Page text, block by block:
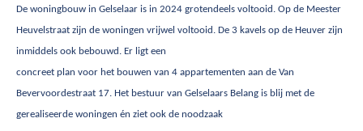
De woningbouw in Gelselaar is in 2024 grotendeels voltooid. Op de Meester
Heuvelstraat zijn de woningen vrijwel voltooid. De 3 kavels op de Heuver zijn
inmiddels ook bebouwd. Er ligt een
concreet plan voor het bouwen van 4 appartementen aan de Van
Bevervoordestraat 17. Het bestuur van Gelselaars Belang is blij met de
gerealiseerde woningen én ziet ook de noodzaak